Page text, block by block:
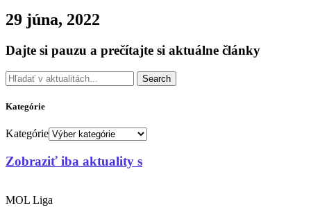
29 júna, 2022
Dajte si pauzu a prečítajte si aktuálne články
Search
Kategórie
Kategórie
Zobraziť iba aktuality s
MOL Liga